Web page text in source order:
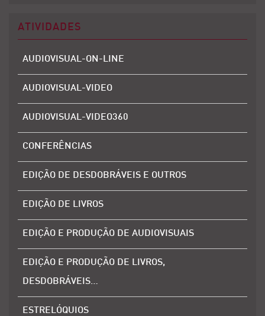
ATIVIDADES
AUDIOVISUAL-ON-LINE
AUDIOVISUAL-VIDEO
AUDIOVISUAL-VIDEO360
CONFERÊNCIAS
EDIÇÃO DE DESDOBRÁVEIS E OUTROS
EDIÇÃO DE LIVROS
EDIÇÃO E PRODUÇÃO DE AUDIOVISUAIS
EDIÇÃO E PRODUÇÃO DE LIVROS,
DESDOBRÁVEIS…
ESTRELÓQUIOS